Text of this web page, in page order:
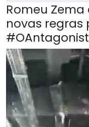
Romeu
novas regras